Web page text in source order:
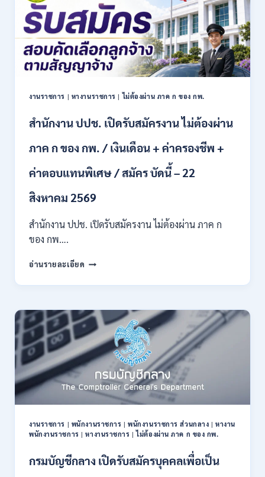
พลังงาน
เปิด
รับ
สมัคร
เข้า
เป็น
พนักงาน
อัตรา
หลาย
/
หลาย
สาขา
ขึ้น
ไป
เงิน
24840
สมัคร
กรกฎาคม
–
10
สิงหาคม
2569
งานราชการ | หางานราชการ |ไม่ต้องผ่าน ภาค ก ของ กพ.
สำนักงาน ปปช. เปิดรับสมัครงาน ไม่ต้องผ่าน
ภาค ก ของ กพ. / เงินเดือน + ค่าครองชีพ +
ค่าตอบแทนพิเศษ / สมัคร บัดนี้ – 22
สิงหาคม 2569
สำนักงาน ปปช. เปิดรับสมัครงาน ไม่ต้องผ่าน ภาค ก
ของ กพ….
อ่านรายละเอียด สำนักงาน
เปิด
สมัคร
งาน
ไม่
ต้อง
ผ่าน
ภาค
ของ
กพ.
เงิน
เดือน
ค่า
งานราชการ | พนักงานราชการ |พนักงานราชการ ส่วนกลาง |หางาน
พนักงานราชการ |หางานราชการ |ไม่ต้องผ่าน ภาค ก ของ กพ.
กรมบัญชีกลาง เปิดรับสมัครบุคคลเพื่อเป็น